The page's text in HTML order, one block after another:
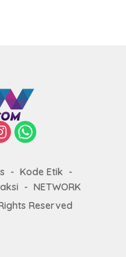
Kode Etik
NETWORK
Reserved